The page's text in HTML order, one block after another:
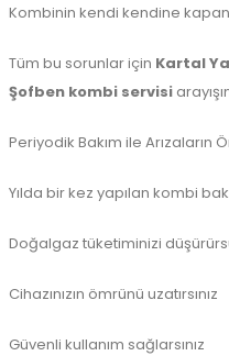
Kombinin kendi kendine
Tüm bu sorunlar için Kartal
Şofben kombi servisi
Periyodik Bakım ile Arızaların
Yılda bir kez yapılan kombi
Doğalgaz tüketiminizi
Cihazınızın ömrünü uzatırsınız
Güvenli kullanım sağlarsınız